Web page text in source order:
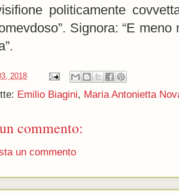
politicamente
Signora: “E
2018
Emilio Biagini, Maria Antonietta
commento:
un commento